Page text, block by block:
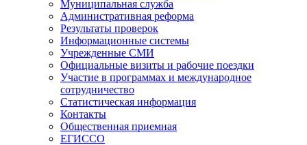
Муниципальная служба
Административная реформа
Результаты проверок
Информационные системы
Учрежденные СМИ
Официальные визиты и рабочие поездки
Участие в программах и международное
сотрудничество
Статистическая информация
Контакты
Общественная приемная
ЕГИССО